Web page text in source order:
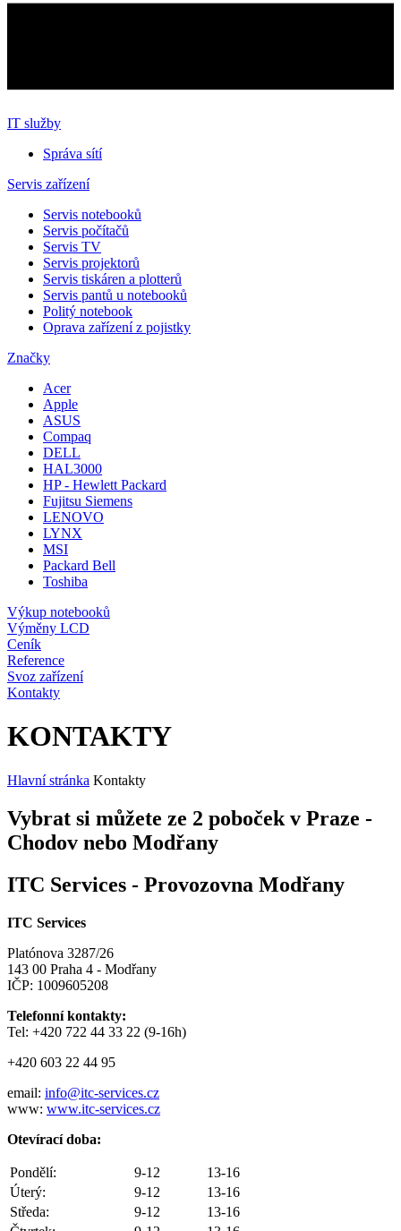
IT služby
Správa sítí
Servis zařízení
Servis notebooků
Servis počítačů
Servis TV
Servis projektorů
Servis tiskáren a plotterů
Servis pantů u notebooků
Politý notebook
Oprava zařízení z pojistky
Značky
Acer
Apple
ASUS
Compaq
DELL
HAL3000
HP - Hewlett Packard
Fujitsu Siemens
LENOVO
LYNX
MSI
Packard Bell
Toshiba
Výkup notebooků
Výměny LCD
Ceník
Reference
Svoz zařízení
Kontakty
KONTAKTY
Hlavní stránka Kontakty
Vybrat si můžete ze 2 poboček v Praze -
Chodov nebo Modřany
ITC Services - Provozovna Modřany
ITC Services
Platónova 3287/26
143 00 Praha 4 - Modřany
IČP: 1009605208
Telefonní kontakty:
Tel: +420 722 44 33 22 (9-16h)
+420 603 22 44 95
email: info@itc-services.cz
www: www.itc-services.cz
Otevírací doba:
Pondělí: 9-12
13-16
Úterý:
9-12
13-16
Středa:
9-12
13-16